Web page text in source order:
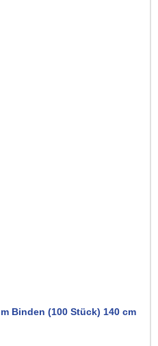
Binden (100 Stück) 140 cm